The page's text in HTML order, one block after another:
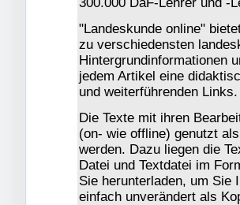
"Landeskunde online"
zu verschiedensten
Hintergrundinformationen
jedem Artikel eine
und weiterführenden Links.
Die Texte mit ihren
(on- wie offline) genutzt
werden. Dazu liegen die
Datei und Textdatei im
Sie herunterladen, um Sie
einfach unverändert als